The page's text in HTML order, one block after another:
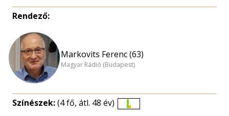
Rendező:
Markovits Ferenc (63)
Magyar Rádió (Budapest)
Színészek:(4 fő, átl. 48 év)